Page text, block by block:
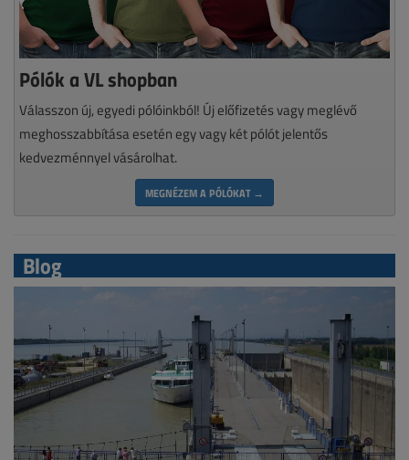
Pólók a VL shopban
Válasszon új, egyedi pólóinkból! Új előfizetés vagy meglévő
meghosszabbítása esetén egy vagy két pólót jelentős
kedvezménnyel vásárolhat.
MEGNÉZEM A PÓLÓKAT →
Blog